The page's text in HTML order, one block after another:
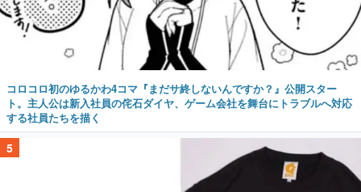
コロコロ初のゆるかわ4コマ『まだサ終しないんですか？』公開スター
ト。主人公は新入社員の侘石ダイヤ、ゲーム会社を舞台にトラブルへ対応
する社員たちを描く
5